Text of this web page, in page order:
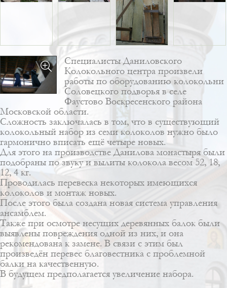
Специалисты Даниловского
Колокольного центра произвели
работы по оборудованию колокольни
Соловецкого подворья в селе
Фаустово Воскресенского района
Московской области.
Сложность заключалась в том, что в существующий
колокольный набор из семи колоколов нужно было
гармонично вписать ещё четыре новых.
Для этого на производстве Данилова монастыря были
подобраны по звуку и вылиты колокола весом 52, 18,
12, 4 кг.
Проводилась перевеска некоторых имеющихся
колоколов и монтаж новых.
После этого была создана новая система управления
ансамблем.
Также при осмотре несущих деревянных балок были
выявлены повреждения одной из них, и она
рекомендована к замене. В связи с этим был
произведён перевес благовестника с проблемной
балки на качественную.
В будущем предполагается увеличение набора.